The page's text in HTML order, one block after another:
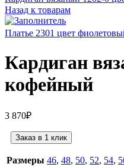
Назад к товарам
Платье 2301 цвет
Кардиган
кофейный
3 870₽
Заказ в 1 клик
Размеры 46, 48, 50, 52, 54,